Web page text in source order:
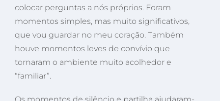
colocar perguntas a nós próprios. Foram
momentos simples, mas muito significativos,
que vou guardar no meu coração. Também
houve momentos leves de convívio que
tornaram o ambiente muito acolhedor e
“familiar”.